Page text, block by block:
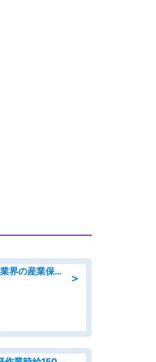
＞
「土日祝休み」ヘルスケア業界の産業保健師/高時給/未経験OK/要資格:保健師、正看護師